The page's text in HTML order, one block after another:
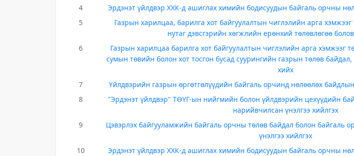
4
Эрдэнэт үйлдвэр ХХК-д ашиглах химийн бодисуудын байгаль орчны
5
Газрын харилцаа, барилга хот байгуулалтын чиглэлийн арга хэмжээг
нутаг дэвсгэрийн хөгжлийн ерөнхий төлөвлөгөө
6
Газрын харилцаа барилга хот байгуулалтын чиглэлийн арга хэмжээг
сумын төвийн болон хот тосгон бусад суурингийн газрын төлөв
хийх
7 Үйлдвэрийн газрын өргөтгөлүүдийн байгаль орчинд нөлөөлөх
8
"Эрдэнэт үйлдвэр" ТӨҮГ-ын нийгмийн болон үйлдвэрийн цехүүдийн
нарийвчилсан үнэлгээ хийлгэх
9
Цэвэрлэх байгууламжийн байгаль орчны төлөв байдал болон байгаль
үнэлгээ хийлгэх
10 Эрдэнэт үйлдвэр ХХК-д ашиглах химийн бодисуудын байгаль орчны